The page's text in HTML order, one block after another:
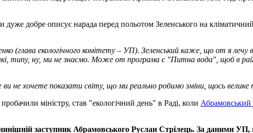
дуже добре описує нарада перед польотом Зеленського на кліматичний
(глава екологічного комітету – УП). Зеленський каже, що от я
типу, ну, ми не знаємо. Може от програма є "Питна вода", щоб в
не хочете показати світу, що ми реально робимо зміни, щось велике
міністру, став "екологічний день" в Раді, коли Абрамовський
заступник Абрамовського Руслан Стрілець. За даними УП,